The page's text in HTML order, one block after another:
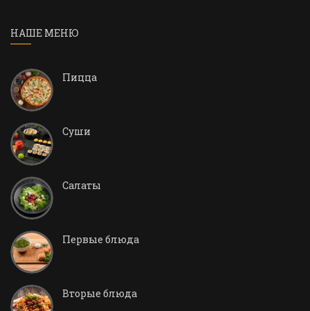
НАШЕ МЕНЮ
Пицца
Суши
Салаты
Первые блюда
Вторые блюда